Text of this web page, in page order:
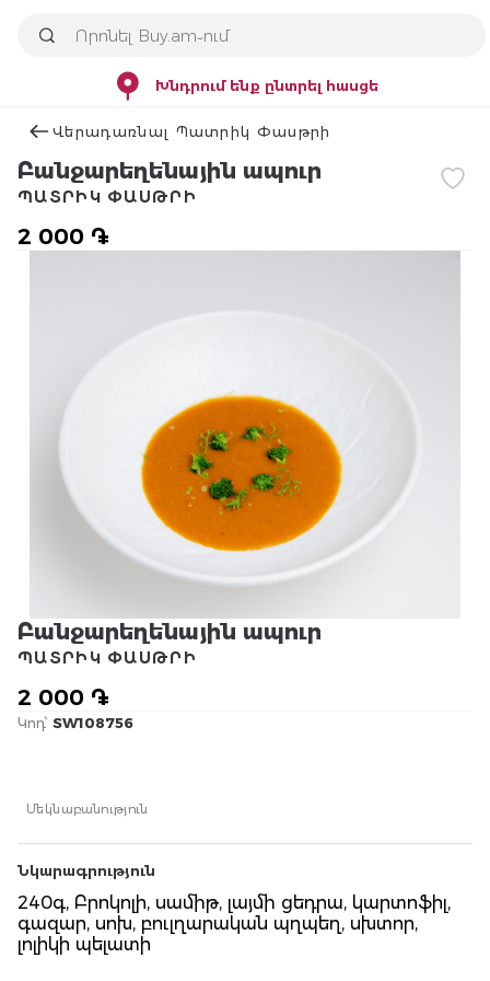
Խնդրում ենք ընտրել հասցե
Վերադառնալ Պատրիկ Փասթրի
Բանջարեղենային ապուր
2 000 ֏
ՊԱՏՐԻԿ ՓԱՍԹՐԻ
Բանջարեղենային ապուր
2 000 ֏
ՊԱՏՐԻԿ ՓԱՍԹՐԻ
Կոդ՝ SW108756
Մեկնաբանություն
Նկարագրություն
240գ, Բրոկոլի, սամիթ, լայմի ցեդրա, կարտոֆիլ,
գազար, սոխ, բուլղարական պղպեղ, սխտոր,
լոլիկի պելատի